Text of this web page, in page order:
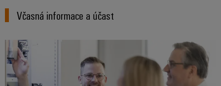
zařízení
různá
odvětví
strojové
průmyslových
easyConnect
Řídicí
systém
jednotky
Systémy
Průmyslový
Ethernet
NAVŠTIVTE
akce
Digital
Experience
Český
Včasná informace a účast